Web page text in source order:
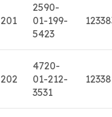
201
2590-
01-199-
5423
202
4720-
01-212-
3531